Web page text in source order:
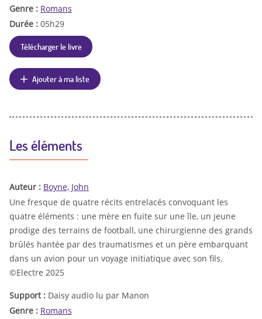
Genre : Romans
Durée : 05h29
Télécharger le livre
Ajouter à ma liste
Les éléments
Auteur : Boyne, John
Une fresque de quatre récits entrelacés convoquant les
quatre éléments : une mère en fuite sur une île, un jeune
prodige des terrains de football, une chirurgienne des grands
brûlés hantée par des traumatismes et un père embarquant
dans un avion pour un voyage initiatique avec son fils.
©Electre 2025
Support : Daisy audio lu par Manon
Genre : Romans